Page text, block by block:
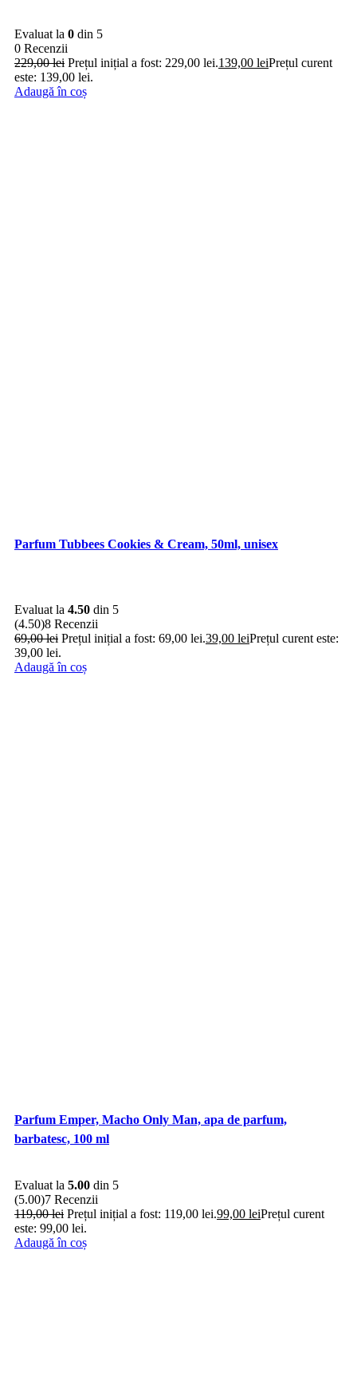
Evaluat la 0 din 5
0 Recenzii
229,00lei Prețul inițial a fost: 229,00 lei.139,00 leiPrețul curent
este: 139,00 lei.
Adaugă în coș
Parfum Tubbees Cookies & Cream, 50ml, unisex
Evaluat la 4.50 din 5
(4.50)8 Recenzii
69,00lei Prețul inițial a fost: 69,00 lei.39,00 leiPrețul curent este:
39,00 lei.
Adaugă în coș
Parfum Emper, Macho Only Man, apa de parfum,
barbatesc, 100 ml
Evaluat la 5.00 din 5
(5.00)7 Recenzii
119,00lei Prețul inițial a fost: 119,00 lei.99,00 leiPrețul curent
este: 99,00 lei.
Adaugă în coș